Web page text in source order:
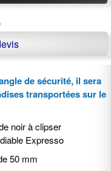
de sécurité, il sera
transportées sur le
noir à clipser
Expresso
50 mm